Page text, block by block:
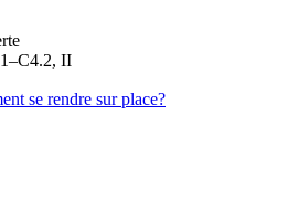
II
se rendre sur place?